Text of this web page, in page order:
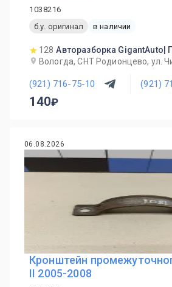
1038216
б.у. оригинал
в наличии
128 Авторазборка GigantAuto|
Вологда, СНТ Родионцево, ул.
(921) 716-75-10 (921)
140
06.08.2026
Кронштейн
II 2005-2008